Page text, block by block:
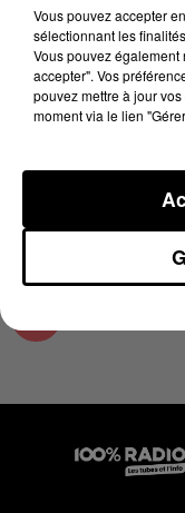
27 février 2025 - 4
LES INFOS DU
27/02/2025 À
Podcasts infos du
Vous pouvez accepter
sélectionnant les
Vous pouvez
accepter". Vos
pouvez mettre à jour
moment via le lien